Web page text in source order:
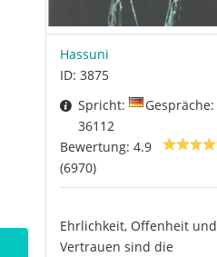
Hassuni
ID: 3875
Spricht:
Gespräche:
36112
Bewertung: 4.9
(6970)
Ehrlichkeit, Offenheit und
Vertrauen sind die